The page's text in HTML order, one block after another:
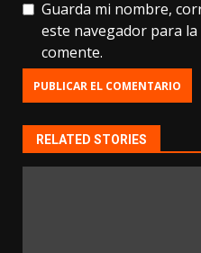
Guarda mi nombre,
este navegador para
comente.
RELATED STORIES